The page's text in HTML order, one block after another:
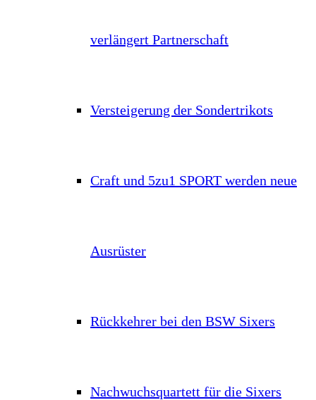
verlängert Partnerschaft
Versteigerung der Sondertrikots
Craft und 5zu1 SPORT werden neue
Ausrüster
Rückkehrer bei den BSW Sixers
Nachwuchsquartett für die Sixers